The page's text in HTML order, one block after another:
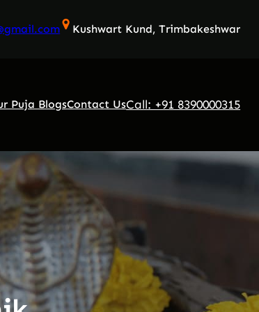
Kushwart Kund, Trimbakeshwar
Puja BlogsContact UsCall: +91 8390000315